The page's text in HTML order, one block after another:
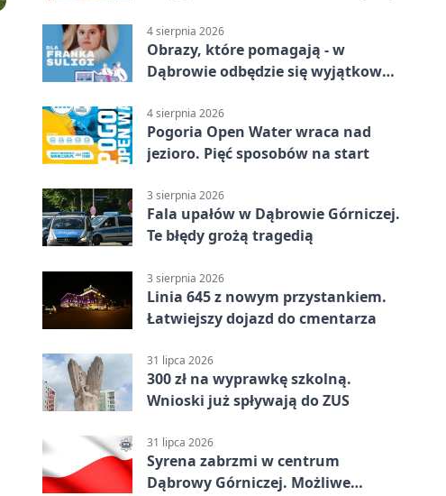
4 sierpnia 2026
Obrazy, które pomagają - w
Dąbrowie odbędzie się wyjątkowa
4 sierpnia 2026
Pogoria Open Water wraca nad
jezioro. Pięć sposobów na start
3 sierpnia 2026
Fala upałów w Dąbrowie Górniczej.
Te błędy grożą tragedią
3 sierpnia 2026
Linia 645 z nowym przystankiem.
Łatwiejszy dojazd do cmentarza
31 lipca 2026
300 zł na wyprawkę szkolną.
Wnioski już spływają do ZUS
31 lipca 2026
Syrena zabrzmi w centrum
Dąbrowy Górniczej. Możliwe